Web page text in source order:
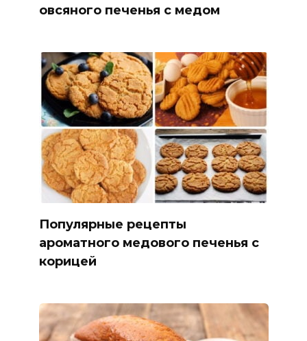
овсяного печенья с медом
Популярные рецепты
ароматного медового печенья с
корицей